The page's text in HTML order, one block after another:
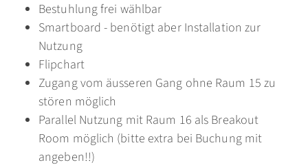
Bestuhlung frei wählbar
Smartboard - benötigt aber Installation zur
Nutzung
Flipchart
Zugang vom äusseren Gang ohne Raum 15 zu
stören möglich
Parallel Nutzung mit Raum 16 als Breakout
Room möglich (bitte extra bei Buchung mit
angeben!!)